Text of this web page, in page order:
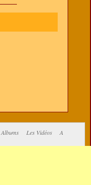
Albums Les Vidéos
A